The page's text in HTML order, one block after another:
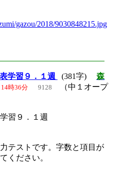
gazou/2018/9030848215.jpg
学習９．１週 (381字) 森
時36分 9128
（中１オープ
習９．１週
テストです。字数と項目が
ください。